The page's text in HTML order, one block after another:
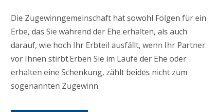
Die Zugewinngemeinschaft hat sowohl Folgen für ein
Erbe, das Sie während der Ehe erhalten, als auch
darauf, wie hoch Ihr Erbteil ausfällt, wenn Ihr Partner
vor Ihnen stirbt.Erben Sie im Laufe der Ehe oder
erhalten eine Schenkung, zählt beides nicht zum
sogenannten Zugewinn.